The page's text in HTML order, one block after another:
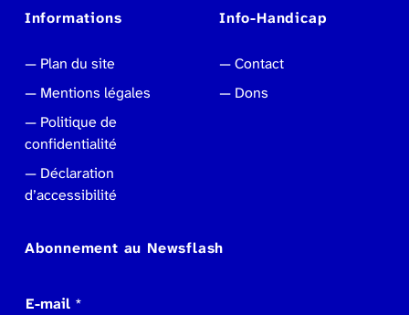
Informations
Plan du site
Mentions légales
Politique de
confidentialité
Déclaration
d’accessibilité
Info-Handicap
Contact
Dons
Abonnement au Newsflash
E-mail *